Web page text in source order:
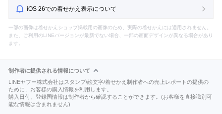
iOS 26での着せかえ表示について
一部の画像は着せかえショップ掲載用の画像のため、実際の着せかえには適用されません。
また、ご利用のLINEバージョンが最新でない場合、一部の画面デザインが異なる場合があり
ます。
制作者に提供される情報について
LINEヤフー株式会社はスタンプ/絵文字/着せかえ制作者への売上レポートの提供の
ために、お客様の購入情報を利用します。
購入日付、登録国情報は制作者から確認することができます。(お客様を直接識別可
能な情報は含まれません)